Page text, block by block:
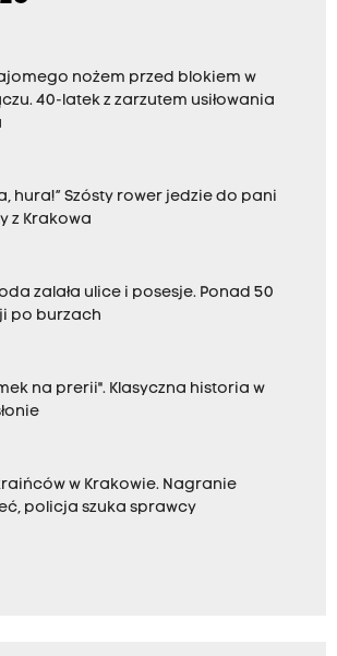
nożem przed blokiem w
40-latek z zarzutem usiłowania
hura!” Szósty rower jedzie do pani
z Krakowa
zalała ulice i posesje. Ponad 50
po burzach
na prerii". Klasyczna historia w
w Krakowie. Nagranie
policja szuka sprawcy